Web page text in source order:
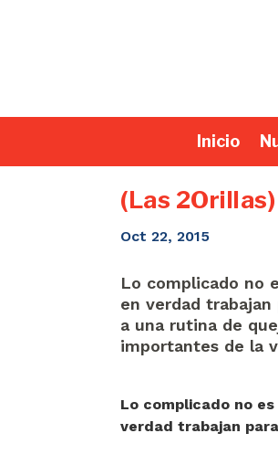
Inicio
(Las
Oct 22, 2015
Lo complicado no
en verdad
a una rutina de
importantes de la
Lo complicado no
verdad trabajan